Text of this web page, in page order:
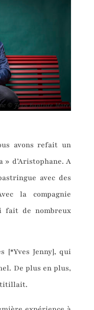
© Jean Baptiste Morel
avons refait un
» d’Aristophane. A
avec des
la compagnie
fait de nombreux
[*Yves Jenny], qui
De plus en plus,
titillait.